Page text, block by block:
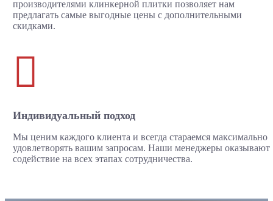
производителями клинкерной плитки позволяет нам
предлагать самые выгодные цены с дополнительными
скидками.

Индивидуальный подход
Мы ценим каждого клиента и всегда стараемся максимально
удовлетворять вашим запросам. Наши менеджеры оказывают
содействие на всех этапах сотрудничества.